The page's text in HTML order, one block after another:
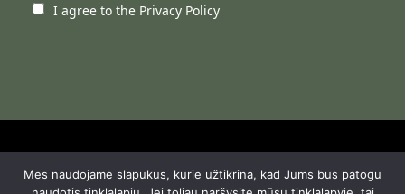
I agree to the Privacy Policy
© Agneta Apartamentai
Polityka prywatności
Mes naudojame slapukus, kurie užtikrina, kad Jums bus patogu